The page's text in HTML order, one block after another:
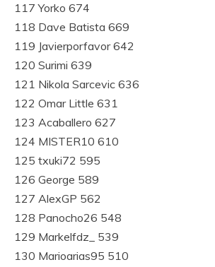
117 Yorko 674
118 Dave Batista 669
119 Javierporfavor 642
120 Surimi 639
121 Nikola Sarcevic 636
122 Omar Little 631
123 Acaballero 627
124 MISTER10 610
125 txuki72 595
126 George 589
127 AlexGP 562
128 Panocho26 548
129 Markelfdz_ 539
130 Marioarias95 510